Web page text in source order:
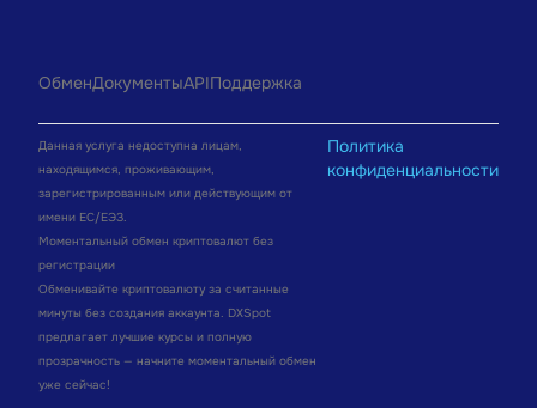
ОбменДокументыAPIПоддержка
Данная услуга недоступна лицам,
находящимся, проживающим,
зарегистрированным или действующим от
имени ЕС/ЕЭЗ.
Моментальный обмен криптовалют без
регистрации
Обменивайте криптовалюту за считанные
минуты без создания аккаунта. DXSpot
предлагает лучшие курсы и полную
прозрачность — начните моментальный обмен
уже сейчас!
Политика
конфиденциальности